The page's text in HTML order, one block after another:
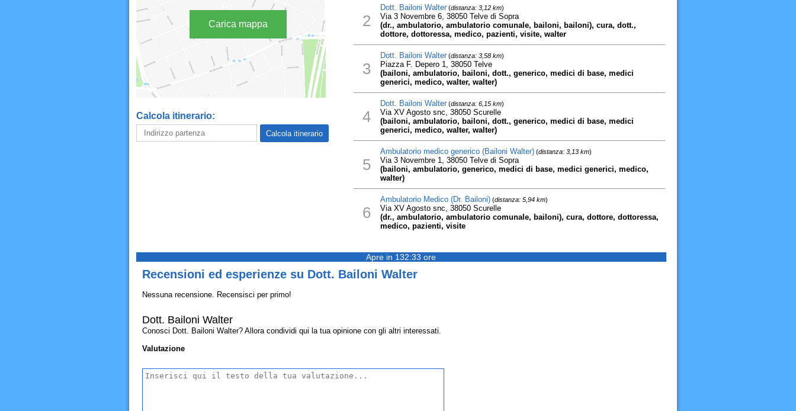
Carica mappa
Calcola itinerario:
2
Dott. Bailoni Walter(distanza: 3,12 km)
Via 3 Novembre 6, 38050 Telve di Sopra
(dr., ambulatorio, ambulatorio comunale, bailoni, bailoni), cura, dott.,
dottore, dottoressa, medico, pazienti, visite, walter
3
Dott. Bailoni Walter(distanza: 3,58 km)
Piazza F. Depero 1, 38050 Telve
(bailoni, ambulatorio, bailoni, dott., generico, medici di base, medici
generici, medico, walter, walter)
4
Dott. Bailoni Walter(distanza: 6,15 km)
Via XV Agosto snc, 38050 Scurelle
(bailoni, ambulatorio, bailoni, dott., generico, medici di base, medici
generici, medico, walter, walter)
5
Ambulatorio medico generico (Bailoni Walter)(distanza: 3,13 km)
Via 3 Novembre 1, 38050 Telve di Sopra
(bailoni, ambulatorio, generico, medici di base, medici generici, medico,
walter)
6
Ambulatorio Medico (Dr. Bailoni)(distanza: 5,94 km)
Via XV Agosto snc, 38050 Scurelle
(dr., ambulatorio, ambulatorio comunale, bailoni), cura, dottore, dottoressa,
medico, pazienti, visite
Apre in 132:33 ore
Recensioni ed esperienze su Dott. Bailoni Walter
Nessuna recensione. Recensisci per primo!
Dott. Bailoni Walter
Conosci Dott. Bailoni Walter? Allora condividi qui la tua opinione con gli altri interessati.
Valutazione